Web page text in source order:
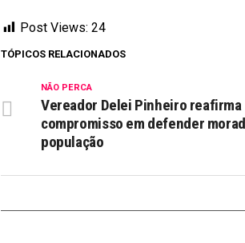
Post Views: 24
TÓPICOS RELACIONADOS
NÃO PERCA
Vereador Delei Pinheiro reafirma
compromisso em defender
população